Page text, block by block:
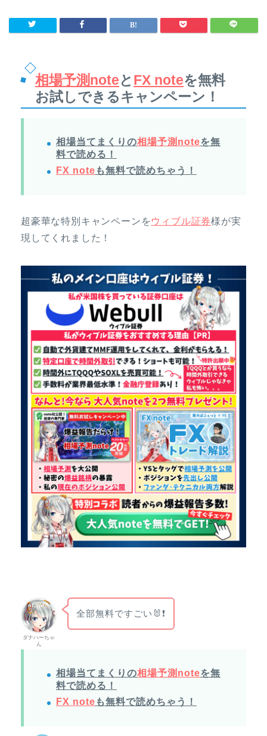
相場予測noteとFX noteを無料
お試しできるキャンペーン！
相場当てまくりの相場予測noteを無
料で読める！
FX note も無料で読めちゃう！
超豪華な特別キャンペーンを ウィブル証券様が実
現してくれました！
ダナハーちゃ
ん
全部無料ですごい🐰❗
相場当てまくりの相場予測noteを無
料で読める！
FX note も無料で読めちゃう！